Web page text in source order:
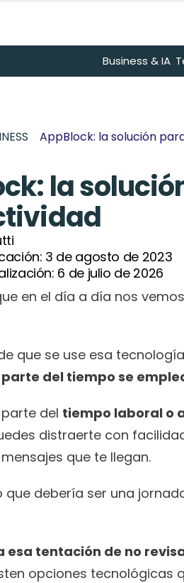
Business & IA
AppBlock: la solución
la
3 de agosto de 2023
6 de julio de 2026
en el día a día nos vemos
que se use esa
del tiempo se
del tiempo laboral o
distraerte con
que te llegan.
que debería ser una
esa tentación de no
opciones tecnológicas